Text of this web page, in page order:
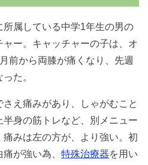
属している中学1年生の男の
ー。キャッチャーの子は、オ
前から両膝が痛くなり、先週
た。
え痛みがあり、しゃがむこと
半身の筋トレなど、別メニュー
みは左の方が、より強い。初
が強い為、 特殊治療器を用い